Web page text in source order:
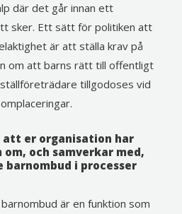
där det går innan ett
sker. Ett sätt för politiken att
är att ställa krav på
om att barns rätt till offentligt
tillgodoses vid
att er organisation har
om, och samverkar med,
barnombud i processer
är en funktion som